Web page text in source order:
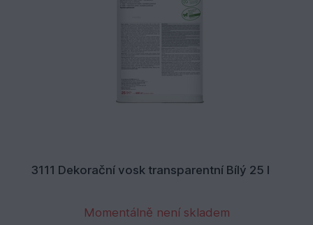
3111 Dekorační vosk transparentní Bílý 25 l
Momentálně není skladem